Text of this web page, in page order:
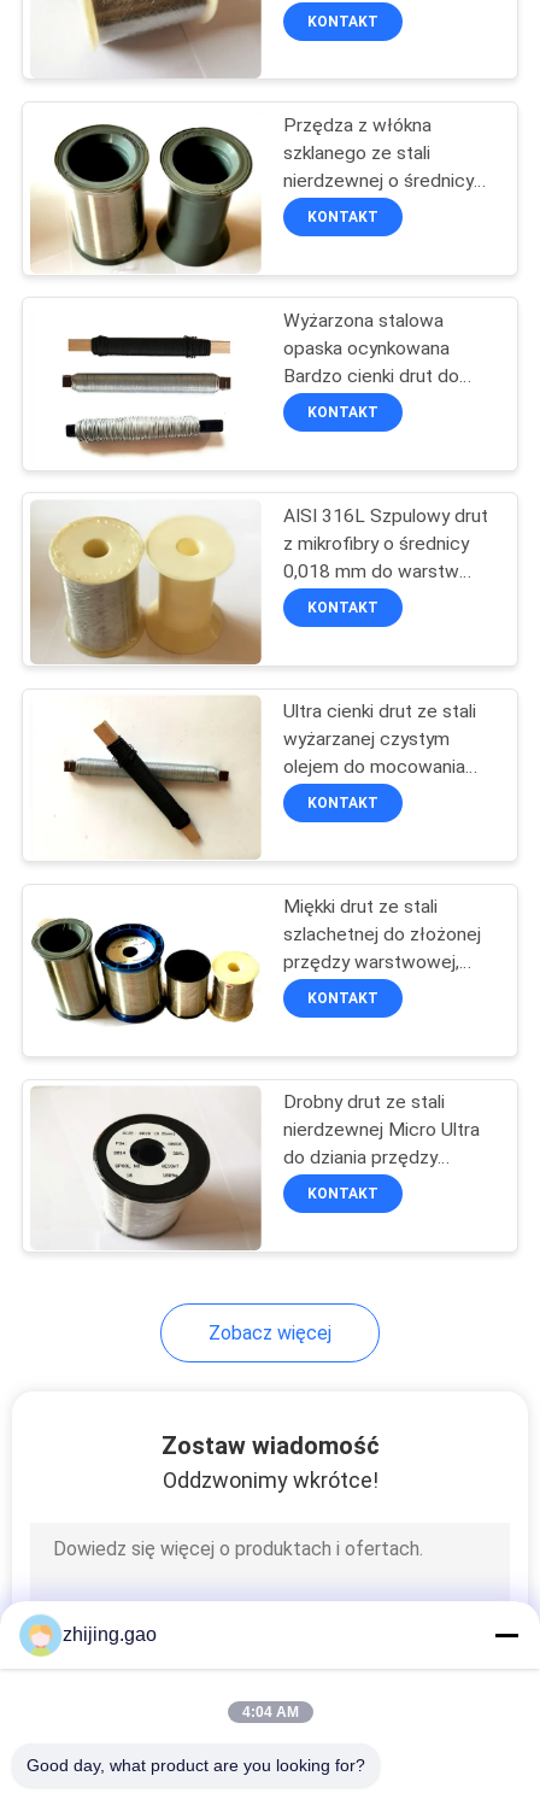
AKTUALNOŚCI
PRZYPADKI
SITEMAP
PRIVACY
POLICY
Architektoniczna
siatka druciana
Podkładki do płyt
tylnych płytek
62
Szpilki do spawania
kręgli
209
maszyna do
spawania szpilkami
Szkło laminowane
tkaniną
52
Metalowa siatka
Klipsy do paneli
słonecznych
szpul z tworzywa
sztucznego
KONTAKT
Przędza z włókna
szklanego ze stali
nierdzewnej o średnicy
0,03 mm do
przewodzących
KONTAKT
Wyżarzona stalowa
opaska ocynkowana
Bardzo cienki drut do
mocowania kotwy
izolacyjnej
KONTAKT
AISI 316L Szpulowy drut
z mikrofibry o średnicy
0,018 mm do warstw
izolacyjnych
KONTAKT
Ultra cienki drut ze stali
wyżarzanej czystym
olejem do mocowania
koca izolacyjnego
KONTAKT
Miękki drut ze stali
szlachetnej do złożonej
przędzy warstwowej,
1009 g na szpulę
KONTAKT
Drobny drut ze stali
nierdzewnej Micro Ultra
do dziania przędzy
termicznej
KONTAKT
Zobacz więcej
Zostaw wiadomość
Oddzwonimy wkrótce!
zhijing.gao
4:04 AM
Good day, what product are you looking for?